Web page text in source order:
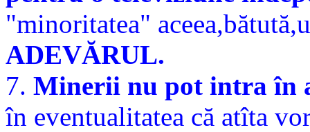
"minoritatea"
ADEVĂRUL.
7. Minerii nu pot intra în
în eventualitatea că atîta